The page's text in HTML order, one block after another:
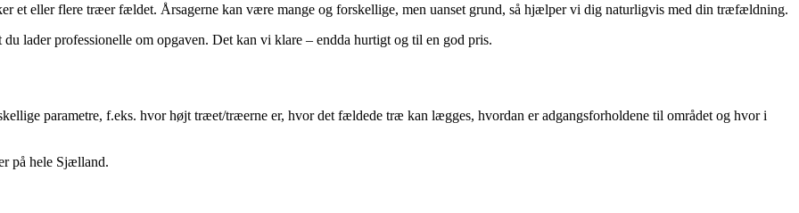
et eller flere træer fældet. Årsagerne kan være mange og forskellige, men uanset grund, så hjælper vi dig naturligvis med din træfældning.
lader professionelle om opgaven. Det kan vi klare – endda hurtigt og til en god pris.
parametre, f.eks. hvor højt træet/træerne er, hvor det fældede træ kan lægges, hvordan er adgangsforholdene til området og hvor i
på hele Sjælland.